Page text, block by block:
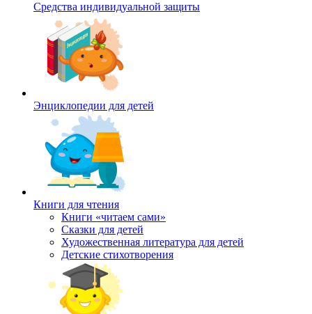
Средства индивидуальной защиты
Энциклопедии для детей
Книги для чтения
Книги «читаем сами»
Сказки для детей
Художественная литература для детей
Детские стихотворения